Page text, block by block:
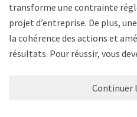
transforme une contrainte
projet d’entreprise. De plus,
la cohérence des actions et
résultats. Pour réussir, vous
Continuer